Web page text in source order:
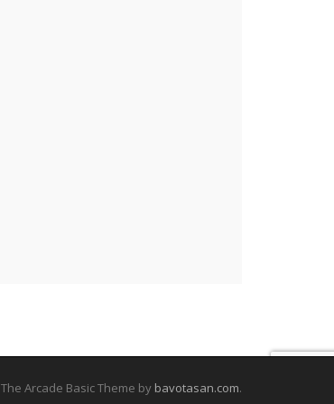
The Arcade Basic Theme by bavotasan.com.